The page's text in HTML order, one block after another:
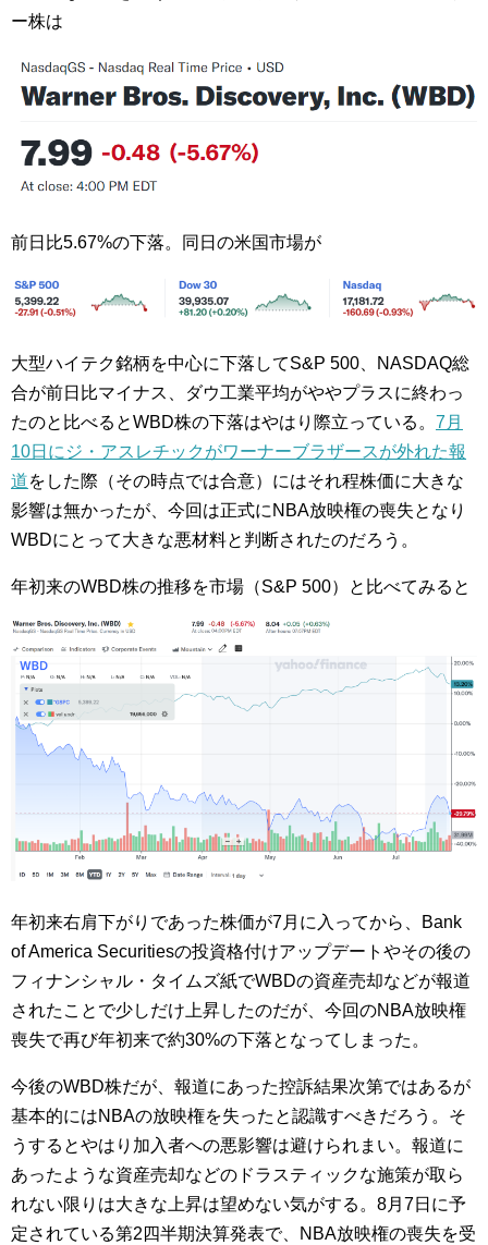
ー株は
前日比5.67%の下落。同日の米国市場が
大型ハイテク銘柄を中心に下落してS&P 500、NASDAQ総
合が前日比マイナス、ダウ工業平均がややプラスに終わっ
たのと比べるとWBD株の下落はやはり際立っている。 7月
10日にジ・アスレチックがワーナーブラザースが外れた報
道をした際（その時点では合意）にはそれ程株価に大きな
影響は無かったが、今回は正式にNBA放映権の喪失となり
WBDにとって大きな悪材料と判断されたのだろう。
年初来のWBD株の推移を市場（S&P 500）と比べてみると
年初来右肩下がりであった株価が7月に入ってから、Bank
of America Securitiesの投資格付けアップデートやその後の
フィナンシャル・タイムズ紙でWBDの資産売却などが報道
されたことで少しだけ上昇したのだが、今回のNBA放映権
喪失で再び年初来で約30%の下落となってしまった。
今後のWBD株だが、報道にあった控訴結果次第ではあるが
基本的にはNBAの放映権を失ったと認識すべきだろう。そ
うするとやはり加入者への悪影響は避けられまい。報道に
あったような資産売却などのドラスティックな施策が取ら
れない限りは大きな上昇は望めない気がする。8月7日に予
定されている第2四半期決算発表で、NBA放映権の喪失を受